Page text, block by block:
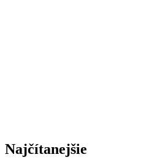
Najčítanejšie